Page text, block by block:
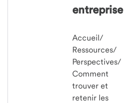
entreprise
Accueil/
Ressources/
Perspectives/
Comment
trouver et
retenir les